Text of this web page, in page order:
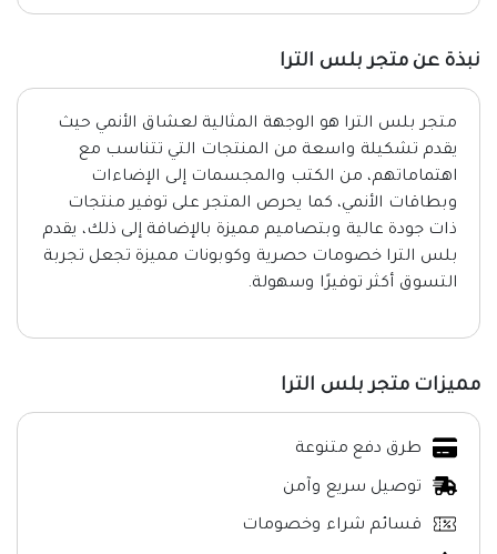
نبذة عن متجر بلس الترا
متجر بلس الترا هو الوجهة المثالية لعشاق الأنمي حيث
يقدم تشكيلة واسعة من المنتجات التي تتناسب مع
اهتماماتهم، من الكتب والمجسمات إلى الإضاءات
وبطاقات الأنمي، كما يحرص المتجر على توفير منتجات
ذات جودة عالية وبتصاميم مميزة بالإضافة إلى ذلك، يقدم
بلس الترا خصومات حصرية وكوبونات مميزة تجعل تجربة
التسوق أكثر توفيرًا وسهولة.
مميزات متجر بلس الترا
طرق دفع متنوعة
توصيل سريع وآمن
قسائم شراء وخصومات